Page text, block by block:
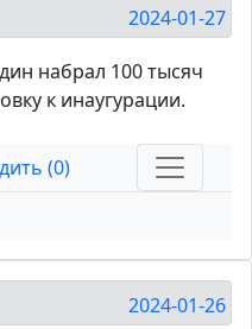
2024-01-27
набрал 100 тысяч
к инаугурации.
(0)
2024-01-26